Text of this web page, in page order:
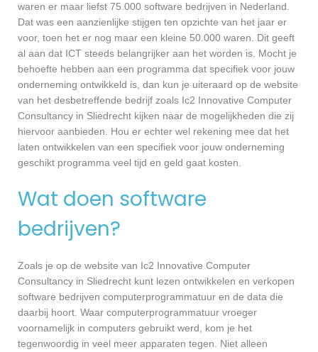
waren er maar liefst 75.000 software bedrijven in Nederland.
Dat was een aanzienlijke stijgen ten opzichte van het jaar er
voor, toen het er nog maar een kleine 50.000 waren. Dit geeft
al aan dat ICT steeds belangrijker aan het worden is. Mocht je
behoefte hebben aan een programma dat specifiek voor jouw
onderneming ontwikkeld is, dan kun je uiteraard op de website
van het desbetreffende bedrijf zoals Ic2 Innovative Computer
Consultancy in Sliedrecht kijken naar de mogelijkheden die zij
hiervoor aanbieden. Hou er echter wel rekening mee dat het
laten ontwikkelen van een specifiek voor jouw onderneming
geschikt programma veel tijd en geld gaat kosten.
Wat doen software
bedrijven?
Zoals je op de website van Ic2 Innovative Computer
Consultancy in Sliedrecht kunt lezen ontwikkelen en verkopen
software bedrijven computerprogrammatuur en de data die
daarbij hoort. Waar computerprogrammatuur vroeger
voornamelijk in computers gebruikt werd, kom je het
tegenwoordig in veel meer apparaten tegen. Niet alleen